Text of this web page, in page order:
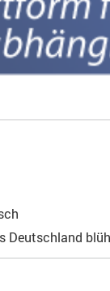
Deutschland